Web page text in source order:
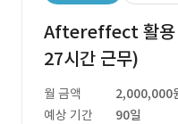
Aftereffect 활용
27시간 근무)
월 금액 2,000,000
예상 기간
90일